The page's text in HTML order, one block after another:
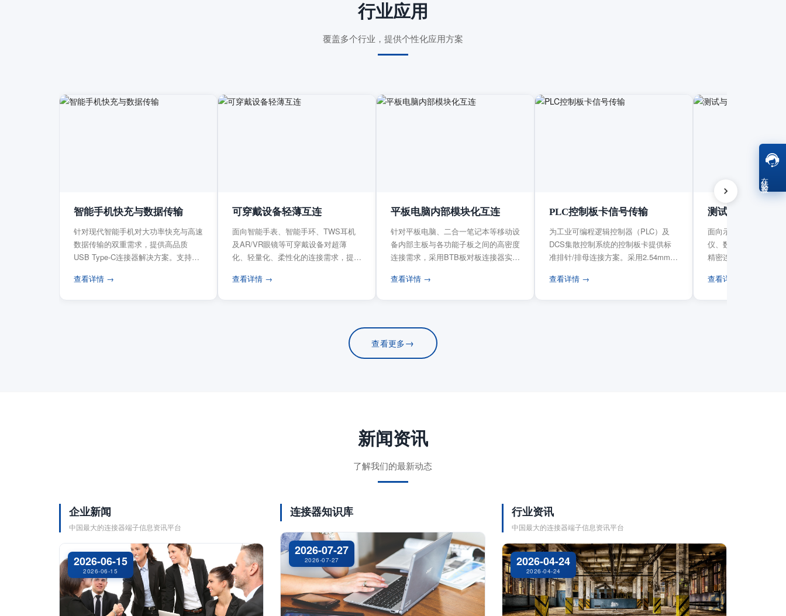
行业应用
覆盖多个行业，提供个性化应用方案
智能手机快充与数据传输
针对现代智能手机对大功率快充与高速
数据传输的双重需求，提供高品质
USB Type-C连接器解决方案。支持
查看详情 →
可穿戴设备轻薄互连
面向智能手表、智能手环、TWS耳机
及AR/VR眼镜等可穿戴设备对超薄
化、轻量化、柔性化的连接需求，提供
查看详情 →
平板电脑内部模块化互连
针对平板电脑、二合一笔记本等移动设
备内部主板与各功能子板之间的高密度
连接需求，采用BTB板对板连接器实现
查看详情 →
PLC控制板卡信号传输
为工业可编程逻辑控制器（PLC）及
DCS集散控制系统的控制板卡提供标
准排针/排母连接方案。采用2.54mm标
查看详情 →
测试与测量设备
面向示波器、信号发
仪、数据采集卡等电
精密连接需求，提供
查看详情 →
查看更多→
新闻资讯
了解我们的最新动态
企业新闻
中国最大的连接器端子信息资讯平台
2026-06-15
2026-06-15
连接器知识库
2026-07-27
2026-07-27
行业资讯
中国最大的连接器端子信息资讯平台
2026-04-24
2026-04-24
在线客服